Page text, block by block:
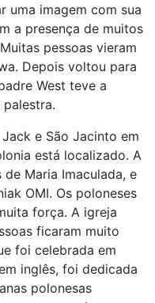
uma imagem com sua
a presença de muitos
pessoas vieram
Depois voltou para
West teve a
e São Jacinto em
está localizado. A
Maria Imaculada, e
OMI. Os poloneses
força. A igreja
ficaram muito
foi celebrada em
inglês, foi dedicada
polonesas